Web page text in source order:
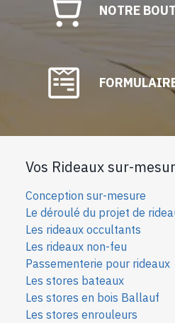
NOTRE
Vos Rideaux sur-
Conception sur-mesure
Le déroulé du projet de
Les rideaux occultants
Les rideaux non-feu
Passementerie pour rideaux
Les stores bateaux
Les stores en bois Ballauf
Les stores enrouleurs